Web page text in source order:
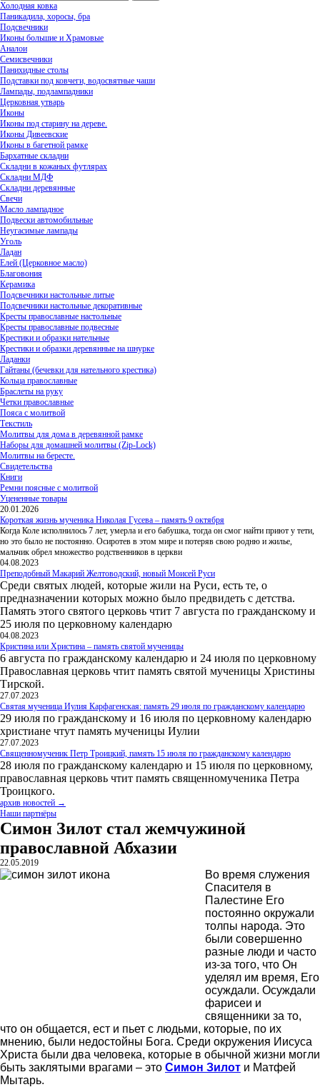
Холодная ковка
Паникадила, хоросы, бра
Подсвечники
Иконы большие и Храмовые
Аналои
Семисвечники
Панихидные столы
Подставки под ковчеги, водосвятные чаши
Лампады, подлампадники
Церковная утварь
Иконы
Иконы под старину на дереве.
Иконы Дивеевские
Иконы в багетной рамке
Бархатные складни
Складни в кожаных футлярах
Складни МДФ
Складни деревянные
Свечи
Масло лампадное
Подвески автомобильные
Неугасимые лампады
Уголь
Ладан
Елей (Церковное масло)
Благовония
Керамика
Подсвечники настольные литые
Подсвечники настольные декоративные
Кресты православные настольные
Кресты православные подвесные
Крестики и образки нательные
Крестики и образки деревянные на шнурке
Ладанки
Гайтаны (бечевки для нательного крестика)
Кольца православные
Браслеты на руку
Четки православные
Пояса с молитвой
Текстиль
Молитвы для дома в деревянной рамке
Наборы для домашней молитвы (Zip-Lock)
Молитвы на бересте.
Свидетельства
Книги
Ремни поясные с молитвой
Уцененные товары
20.01.2026
Короткая жизнь мученика Николая Гусева – память 9 октября
Когда Коле исполнилось 7 лет, умерла и его бабушка, тогда он смог найти приют у тети,
но это было не постоянно. Осиротев в этом мире и потеряв свою родню и жилье,
мальчик обрел множество родственников в церкви
04.08.2023
Преподобный Макарий Желтоводский, новый Моисей Руси
Среди святых людей, которые жили на Руси, есть те, о
предназначении которых можно было предвидеть с детства.
Память этого святого церковь чтит 7 августа по гражданскому и
25 июля по церковному календарю
04.08.2023
Кристина или Христина – память святой мученицы
6 августа по гражданскому календарю и 24 июля по церковному
Православная церковь чтит память святой мученицы Христины
Тирской.
27.07.2023
Святая мученица Иулия Карфагенская: память 29 июля по гражданскому календарю
29 июля по гражданскому и 16 июля по церковному календарю
христиане чтут память мученицы Иулии
27.07.2023
Священномученик Петр Троицкий, память 15 июля по гражданскому календарю
28 июля по гражданскому календарю и 15 июля по церковному,
православная церковь чтит память священномученика Петра
Троицкого.
архив новостей →
Наши партнёры
Симон Зилот стал жемчужиной
православной Абхазии
22.05.2019
Во время служения
Спасителя в
Палестине Его
постоянно окружали
толпы народа. Это
были совершенно
разные люди и часто
из-за того, что Он
уделял им время, Его
осуждали. Осуждали
фарисеи и
священники за то,
что он общается, ест и пьет с людьми, которые, по их
мнению, были недостойны Бога. Среди окружения Иисуса
Христа были два человека, которые в обычной жизни могли
быть заклятыми врагами – это Симон Зилот и Матфей
Мытарь.